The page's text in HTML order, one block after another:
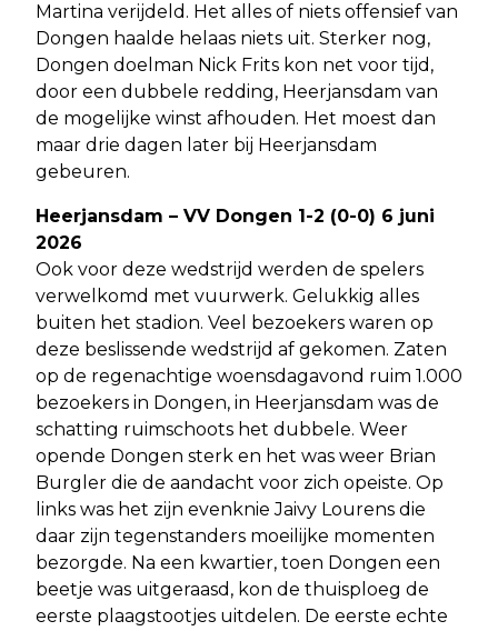
Martina verijdeld. Het alles of niets offensief van
Dongen haalde helaas niets uit. Sterker nog,
Dongen doelman Nick Frits kon net voor tijd,
door een dubbele redding, Heerjansdam van
de mogelijke winst afhouden. Het moest dan
maar drie dagen later bij Heerjansdam
gebeuren.
Heerjansdam – VV Dongen 1-2 (0-0) 6 juni
2026
Ook voor deze wedstrijd werden de spelers
verwelkomd met vuurwerk. Gelukkig alles
buiten het stadion. Veel bezoekers waren op
deze beslissende wedstrijd af gekomen. Zaten
op de regenachtige woensdagavond ruim 1.000
bezoekers in Dongen, in Heerjansdam was de
schatting ruimschoots het dubbele. Weer
opende Dongen sterk en het was weer Brian
Burgler die de aandacht voor zich opeiste. Op
links was het zijn evenknie Jaivy Lourens die
daar zijn tegenstanders moeilijke momenten
bezorgde. Na een kwartier, toen Dongen een
beetje was uitgeraasd, kon de thuisploeg de
eerste plaagstootjes uitdelen. De eerste echte